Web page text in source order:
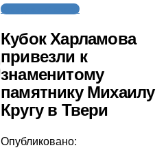
Молодежный хоккей
Кубок Харламова
привезли к
знаменитому
памятнику Михаилу
Кругу в Твери
Опубликовано: